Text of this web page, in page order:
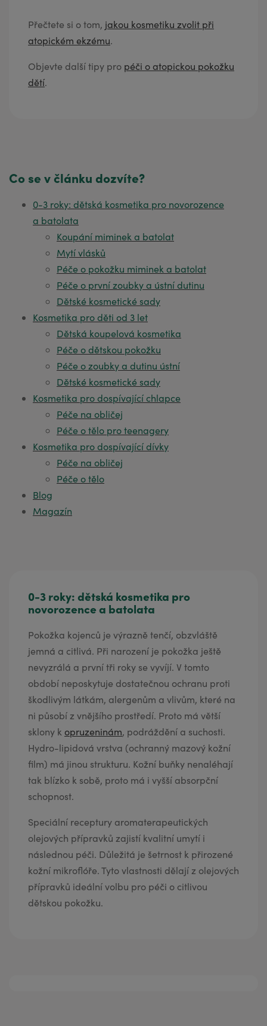
Přečtete si o tom, jakou kosmetiku zvolit při
atopickém ekzému.
Objevte další tipy pro péči o atopickou pokožku
dětí.
0-3 roky: dětská kosmetika pro novorozence
a batolata
Koupání miminek a batolat
Mytí vlásků
Péče o pokožku miminek a batolat
Péče o první zoubky a ústní dutinu
Dětské kosmetické sady
Kosmetika pro děti od 3 let
Dětská koupelová kosmetika
Péče o dětskou pokožku
Péče o zoubky a dutinu ústní
Dětské kosmetické sady
Kosmetika pro dospívající chlapce
Péče na obličej
Péče o tělo pro teenagery
Kosmetika pro dospívající dívky
Péče na obličej
Péče o tělo
Blog
Magazín
0-3 roky: dětská kosmetika pro
novorozence a batolata
Pokožka kojenců je výrazně tenčí, obzvláště
jemná a citlivá. Při narození je pokožka ještě
nevyzrálá a první tři roky se vyvíjí. V tomto
období neposkytuje dostatečnou ochranu proti
škodlivým látkám, alergenům a vlivům, které na
ni působí z vnějšího prostředí. Proto má větší
sklony k opruzeninám, podráždění a suchosti.
Hydro-lipidová vrstva (ochranný mazový kožní
film) má jinou strukturu. Kožní buňky nenaléhají
tak blízko k sobě, proto má i vyšší absorpční
schopnost.
Speciální receptury aromaterapeutických
olejových přípravků zajistí kvalitní umytí i
následnou péči. Důležitá je šetrnost k přirozené
kožní mikroflóře. Tyto vlastnosti dělají z olejových
přípravků ideální volbu pro péči o citlivou
dětskou pokožku.